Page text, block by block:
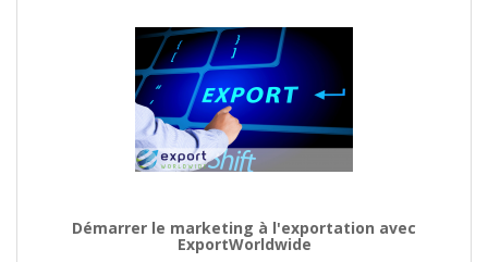
Démarrer le marketing à l'exportation avec
ExportWorldwide